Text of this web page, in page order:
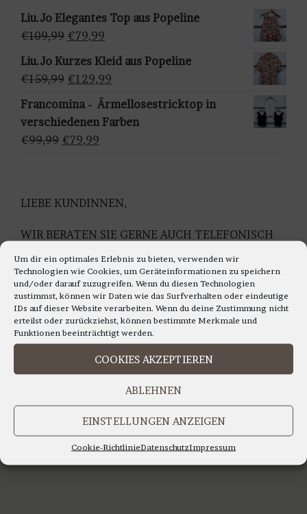
Um dir ein optimales Erlebnis zu bieten, verwenden wir
Technologien wie Cookies, um Geräteinformationen zu speichern
und/oder darauf zuzugreifen. Wenn du diesen Technologien
zustimmst, können wir Daten wie das Surfverhalten oder eindeutige
IDs auf dieser Website verarbeiten. Wenn du deine Zustimmung nicht
erteilst oder zurückziehst, können bestimmte Merkmale und
Funktionen beeinträchtigt werden.
COOKIES AKZEPTIEREN
ABLEHNEN
EINSTELLUNGEN ANZEIGEN
Cookie-RichtlinieDatenschutzImpressum
l
e
n
war:
€159,95
Preis
ist:
Liu.Jo Elegantes Top aus Popeline
€109,99 Ursprünglicher
€109,99
€79,99
Preis
€79,99.
Liu.Jo Kurzes Kleid aus Popeline
€159,99 Ursprünglicher
Preis
war:
€129,99
Preis
ist:
Francomina - Ärmellosestricktop in
verschiedenen Farben
€99,99 Ursprünglicher
€79,99
LIEBE KUNDINNEN,
WIR BERATEN SIE GERNE AUCH TELEFONISCH
Montag bis Freitag 11.00 bis 18.00 Uhr
Samstag 10.30 bis 14.00 Uhr
UNTER TEL: 0228-92679000
WIR FREUEN UNS AUF IHREN TELEFON ANRUF